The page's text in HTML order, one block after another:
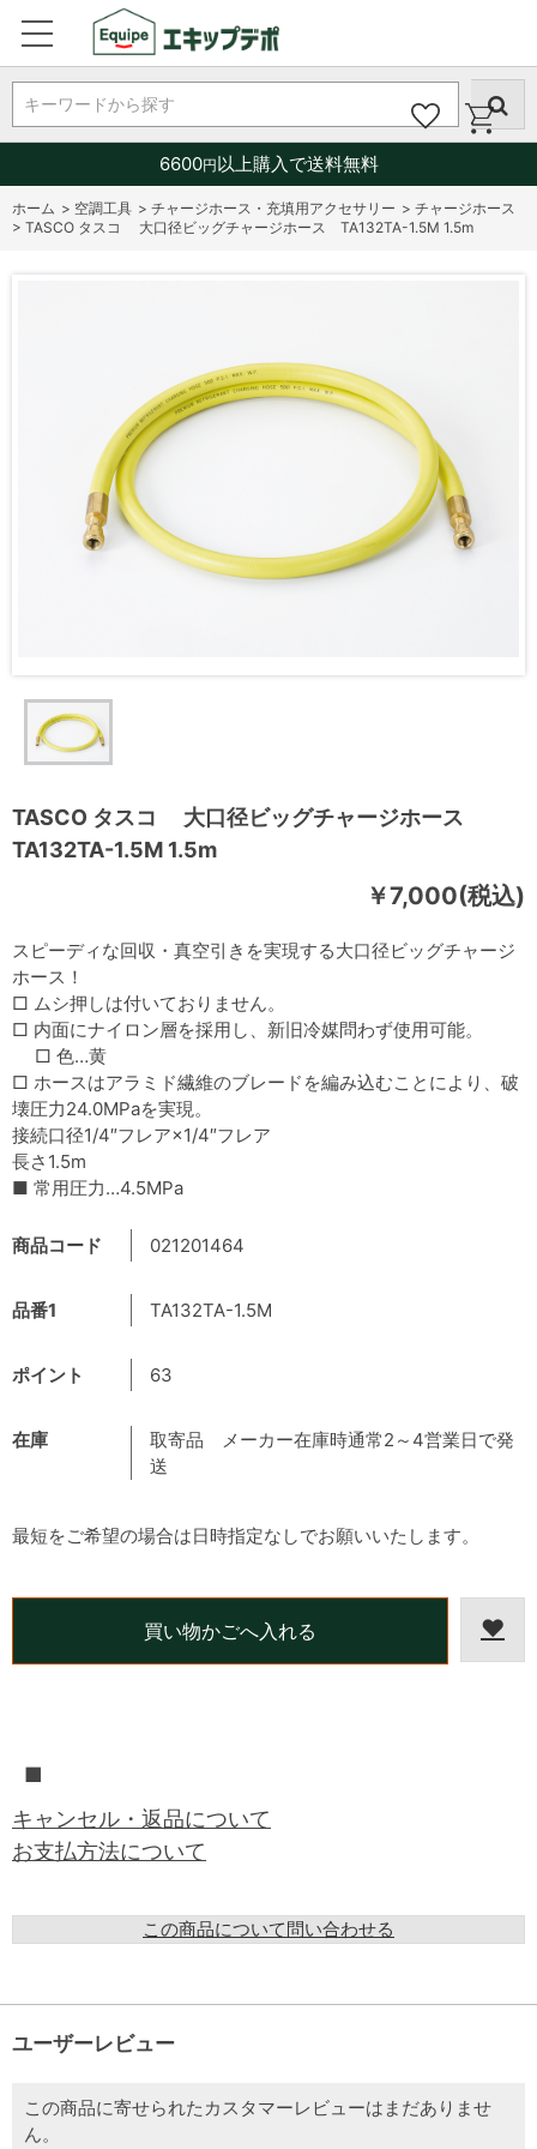
キーワードから探す
6600円以上購入で送料無料
ホーム > 空調工具 > チャージホース・充填用アクセサリー > チャージホース
> TASCO タスコ 大口径ビッグチャージホース TA132TA-1.5M 1.5m
TASCO タスコ 大口径ビッグチャージホース
TA132TA-1.5M 1.5m
￥7,000(税込)
商品コード 021201464
品番1 TA132TA-1.5M
ポイント 63
在庫
取寄品 メーカー在庫時通常2～4営業日で発
送
■
キャンセル・返品について
お支払方法について
この商品について問い合わせる
スピーディな回収・真空引きを実現する大口径ビッグチャージ
ホース！
□ ムシ押しは付いておりません。
□ 内面にナイロン層を採用し、新旧冷媒問わず使用可能。
□ 色…黄
□ ホースはアラミド繊維のブレードを編み込むことにより、破
壊圧力24.0MPaを実現。
接続口径1/4″フレア×1/4″フレア
長さ1.5m
■ 常用圧力…4.5MPa
最短をご希望の場合は日時指定なしでお願いいたします。
ユーザーレビュー
この商品に寄せられたカスタマーレビューはまだありませ
ん。